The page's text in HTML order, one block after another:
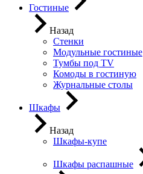
Гостиные
Назад
Стенки
Модульные гостиные
Тумбы под ТV
Комоды в гостиную
Журнальные столы
Шкафы
Назад
Шкафы-купе
Шкафы распашные